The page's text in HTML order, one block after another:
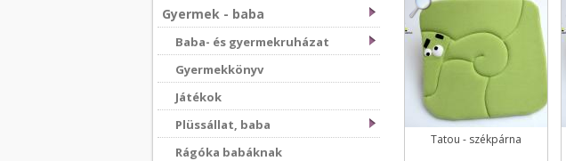
Gyermek - baba
Baba- és gyermekruházat
Gyermekkönyv
Játékok
Plüssállat, baba
Rágóka babáknak
Tatou - székpárna